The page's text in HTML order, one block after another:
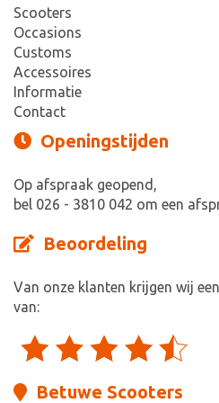
Scooters
Occasions
Customs
Accessoires
Informatie
Contact
Openingstijden
Op afspraak geopend,
bel 026 - 3810 042 om een
Beoordeling
Van onze klanten krijgen wij
van:
Betuwe Scooters